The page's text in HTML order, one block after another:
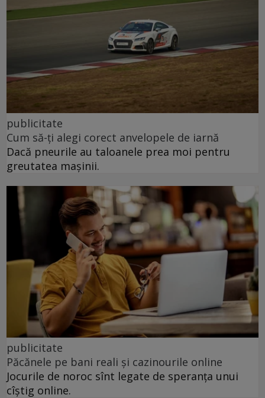
publicitate
Cum să-ți alegi corect anvelopele de iarnă
Dacă pneurile au taloanele prea moi pentru
greutatea mașinii.
publicitate
Păcănele pe bani reali și cazinourile online
Jocurile de noroc sînt legate de speranța unui
cîștig online.